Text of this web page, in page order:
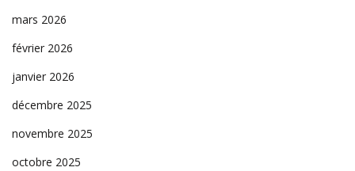
mars 2026
février 2026
janvier 2026
décembre 2025
novembre 2025
octobre 2025